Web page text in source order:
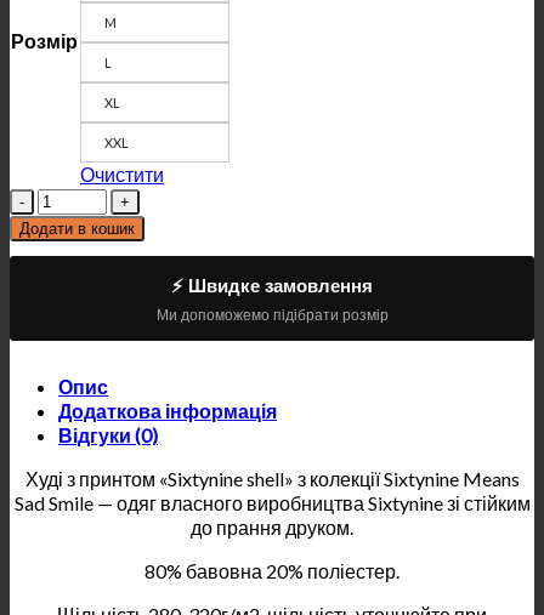
Розмір
M
L
XL
XXL
Очистити
Кількість
Додати в кошик
⚡ Швидке замовлення
Ми допоможемо підібрати розмір
Опис
Додаткова інформація
Відгуки (0)
Худі з принтом «Sixtynine shell» з колекції Sixtynine Means
Sad Smile — одяг власного виробництва Sixtynine зі стійким
до прання друком.
80% бавовна 20% поліестер.